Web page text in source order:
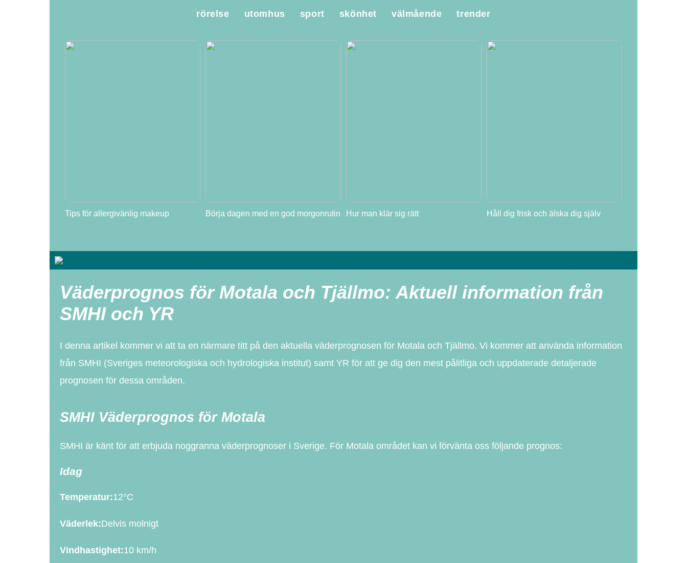
rörelse utomhus sport skönhet välmående trender
Tips för allergivänlig makeup Börja dagen med en god morgonrutin Hur man klär sig rätt Håll dig frisk och älska dig själv
Väderprognos för Motala och Tjällmo: Aktuell information från
SMHI och YR
I denna artikel kommer vi att ta en närmare titt på den aktuella väderprognosen för Motala och Tjällmo. Vi kommer att använda information
från SMHI (Sveriges meteorologiska och hydrologiska institut) samt YR för att ge dig den mest pålitliga och uppdaterade detaljerade
prognosen för dessa områden.
SMHI Väderprognos för Motala
SMHI är känt för att erbjuda noggranna väderprognoser i Sverige. För Motala området kan vi förvänta oss följande prognos:
Idag
Temperatur:12°C
Väderlek:Delvis molnigt
Vindhastighet:10 km/h